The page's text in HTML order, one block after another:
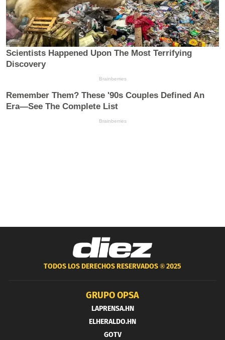
TODOS LOS DERECHOS RESERVADOS ®2025
GRUPO OPSA
LAPRENSA.HN
ELHERALDO.HN
GOTV